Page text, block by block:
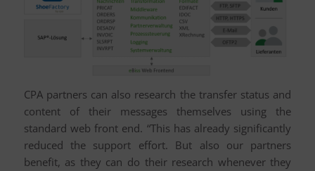
CPA partners can also research the transfer status and
content of their messages themselves using the
standard web front end. “This has already significantly
reduced the support effort. But also our partners
benefit, as they can do their research whenever they